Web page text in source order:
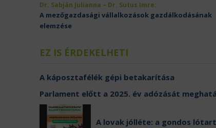
Dr. Sabján Julianna – Dr. Sutus Imre:
A mezőgazdasági vállalkozások gazdálkodásának
elemzése
EZ IS ÉRDEKELHETI
A káposztafélék gépi betakarítása
Parlament előtt a 2025. év adózását
A lovak jólléte: a gondos